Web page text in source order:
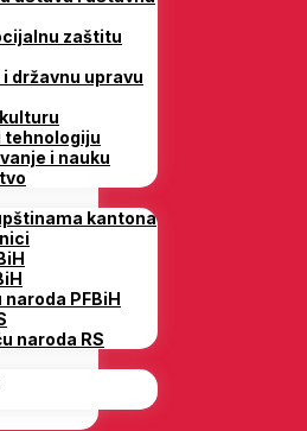
zaštitu
državnu upravu
tehnologiju
i nauku
kantona
PFBiH
naroda RS